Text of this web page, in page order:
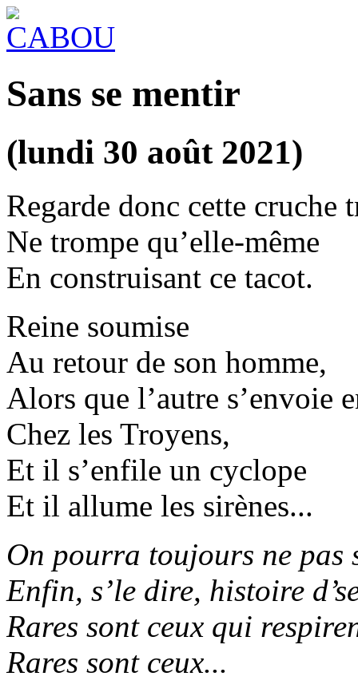
Sans se mentir
(lundi 30 août 2021)
Regarde donc cette cruche
Ne trompe qu’elle-même
En construisant ce tacot.
Reine soumise
Au retour de son homme,
Alors que l’autre s’envoie
Chez les Troyens,
Et il s’enfile un cyclope
Et il allume les sirènes...
On pourra toujours ne pas
Enfin, s’le dire, histoire
Rares sont ceux qui
Rares sont ceux...